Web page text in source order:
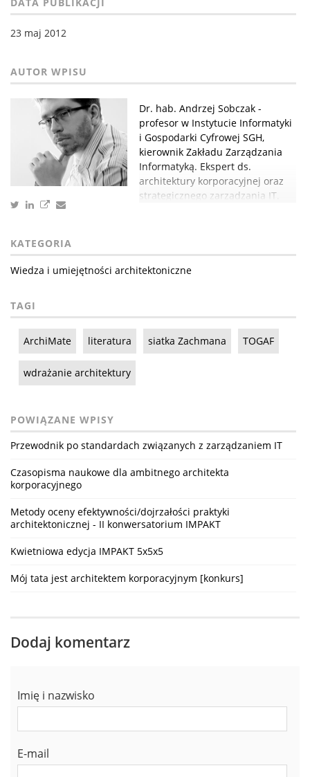
23 maj 2012
Dr. hab. Andrzej Sobczak -
profesor w Instytucie Informatyki
i Gospodarki Cyfrowej SGH,
kierownik Zakładu Zarządzania
Informatyką. Ekspert ds.
architektury korporacyjnej oraz
strategicznego zarządzania IT.
KATEGORIA
Wiedza i umiejętności architektoniczne
TAGI
ArchiMate literatura siatka Zachmana TOGAF
wdrażanie architektury
POWIĄZANE WPISY
Przewodnik po standardach związanych z zarządzaniem IT
Czasopisma naukowe dla ambitnego architekta
korporacyjnego
Metody oceny efektywności/dojrzałości praktyki
architektonicznej - II konwersatorium IMPAKT
Kwietniowa edycja IMPAKT 5x5x5
Mój tata jest architektem korporacyjnym [konkurs]
Dodaj komentarz
Imię i nazwisko
E-mail